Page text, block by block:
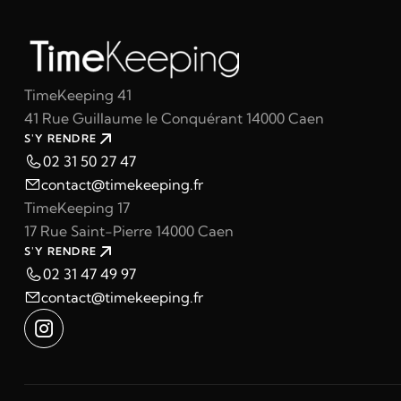
TimeKeeping 41
41 Rue Guillaume le Conquérant 14000 Caen
S'Y RENDRE
02 31 50 27 47
contact@timekeeping.fr
TimeKeeping 17
17 Rue Saint-Pierre 14000 Caen
S'Y RENDRE
02 31 47 49 97
contact@timekeeping.fr